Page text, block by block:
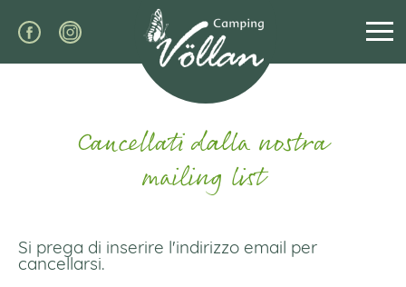
Cancellati dalla nostra
mailing list
Si prega di inserire l'indirizzo email per
cancellarsi.